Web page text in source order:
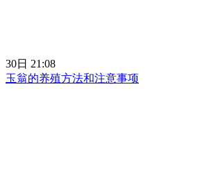
30日 21:08
玉翁的养殖方法和注意事项